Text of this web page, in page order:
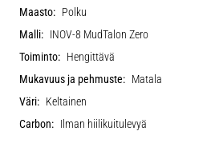
Maasto: Polku
Malli: INOV-8 MudTalon Zero
Toiminto: Hengittävä
Mukavuus ja pehmuste: Matala
Väri: Keltainen
Carbon: Ilman hiilikuitulevyä